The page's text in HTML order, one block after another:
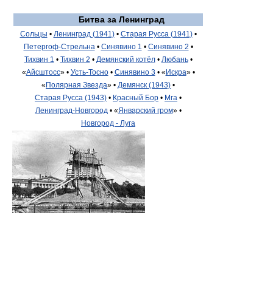
Битва за Ленинград
Сольцы • Ленинград (1941)• Старая Русса (1941)•
Петергоф-Стрельна • Синявино 1 • Синявино 2 •
Тихвин 1 • Тихвин 2 • Демянский котёл• Любань•
«Айсштосс» • Усть-Тосно• Синявино 3 • «Искра» •
«Полярная Звезда» • Демянск (1943) •
Старая Русса (1943) • Красный Бор • Мга •
Ленинград-Новгород • «Январский гром» •
Новгород - Луга